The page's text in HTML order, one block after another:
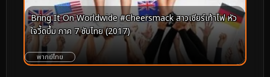
Bring It On Worldwide #Cheersmack สาวเชียร์เท้าไฟ หัว
ใจวี้ดบึ้ม ภาค 7 ซับไทย (2017)
พากย์ไทย